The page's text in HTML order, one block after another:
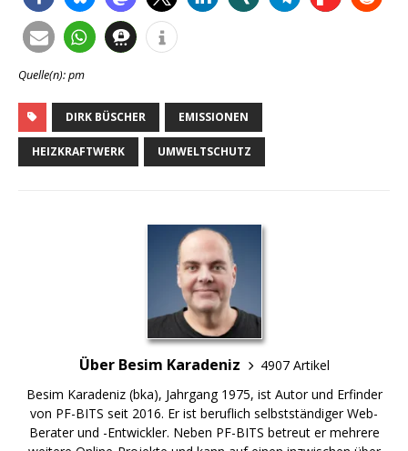
Quelle(n): pm
DIRK BÜSCHER EMISSIONEN
HEIZKRAFTWERK UMWELTSCHUTZ
Über Besim Karadeniz
4907 Artikel
Besim Karadeniz (bka), Jahrgang 1975, ist Autor und Erfinder
von PF-BITS seit 2016. Er ist beruflich selbstständiger Web-
Berater und -Entwickler. Neben PF-BITS betreut er mehrere